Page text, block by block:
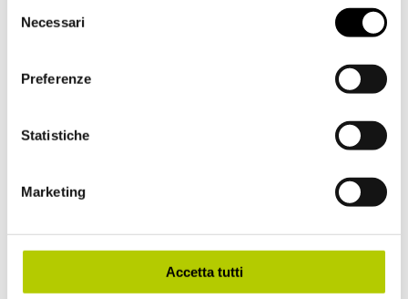
visionarli è necessario accettare l’utilizzo di tutti i
delNecessari
Preferenze
Statistiche
Marketing
Accetta tutti
Condividi questa notizia!
Facebook
Xing